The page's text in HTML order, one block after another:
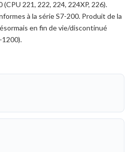
(CPU 221, 222, 224, 224XP, 226).
à la série S7-200. Produit de la
en fin de vie/discontinué
1200).